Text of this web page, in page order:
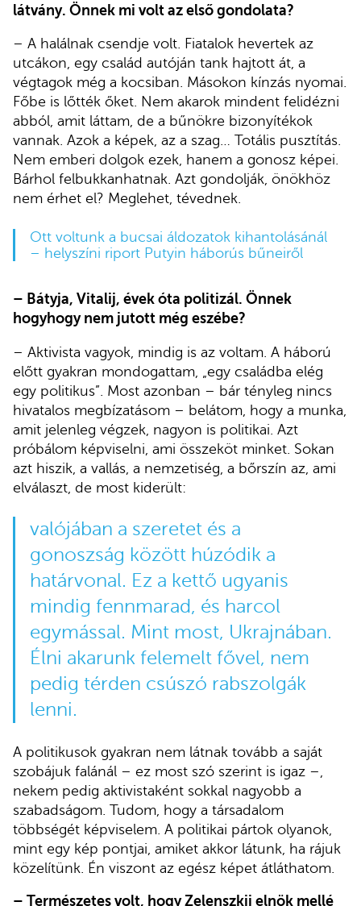
látvány. Önnek mi volt az első gondolata?
– A halálnak csendje volt. Fiatalok hevertek az
utcákon, egy család autóján tank hajtott át, a
végtagok még a kocsiban. Másokon kínzás nyomai.
Főbe is lőtték őket. Nem akarok mindent felidézni
abból, amit láttam, de a bűnökre bizonyítékok
vannak. Azok a képek, az a szag… Totális pusztítás.
Nem emberi dolgok ezek, hanem a gonosz képei.
Bárhol felbukkanhatnak. Azt gondolják, önökhöz
nem érhet el? Meglehet, tévednek.
Ott voltunk a bucsai áldozatok kihantolásánál
– helyszíni riport Putyin háborús bűneiről
– Bátyja, Vitalij, évek óta politizál. Önnek
hogyhogy nem jutott még eszébe?
– Aktivista vagyok, mindig is az voltam. A háború
előtt gyakran mondogattam, „egy családba elég
egy politikus”. Most azonban – bár tényleg nincs
hivatalos megbízatásom – belátom, hogy a munka,
amit jelenleg végzek, nagyon is politikai. Azt
próbálom képviselni, ami összeköt minket. Sokan
azt hiszik, a vallás, a nemzetiség, a bőrszín az, ami
elválaszt, de most kiderült:
valójában a szeretet és a
gonoszság között húzódik a
határvonal. Ez a kettő ugyanis
mindig fennmarad, és harcol
egymással. Mint most, Ukrajnában.
Élni akarunk felemelt fővel, nem
pedig térden csúszó rabszolgák
lenni.
A politikusok gyakran nem látnak tovább a saját
szobájuk falánál – ez most szó szerint is igaz –,
nekem pedig aktivistaként sokkal nagyobb a
szabadságom. Tudom, hogy a társadalom
többségét képviselem. A politikai pártok olyanok,
mint egy kép pontjai, amiket akkor látunk, ha rájuk
közelítünk. Én viszont az egész képet átláthatom.
– Természetes volt, hogy Zelenszkij elnök mellé